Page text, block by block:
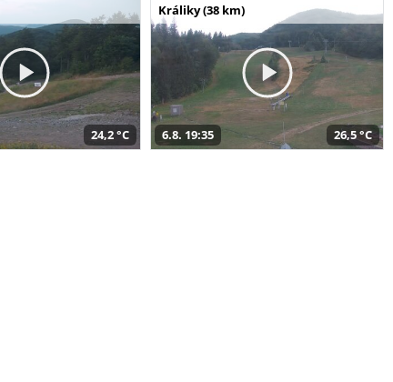
24,2 °C
Králiky (38 km)
6.8. 19:35 26,5 °C